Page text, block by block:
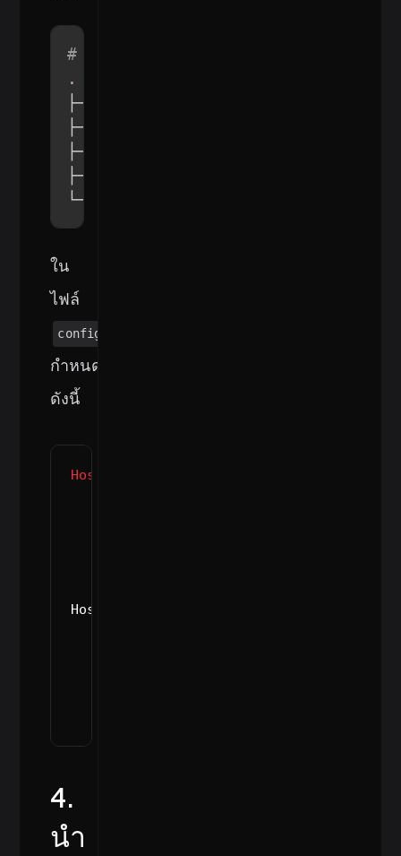
# .ssh/
.
├── config
├── personal_email
├── personal_email.pub
├── work_email
└── work_email.pub
ใน
ไฟล์
config
กำหนด
ดังนี้
Host
Host github github.com
4.
นำ